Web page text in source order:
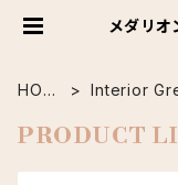
メダリ
HOM
Interior
PRODUCT